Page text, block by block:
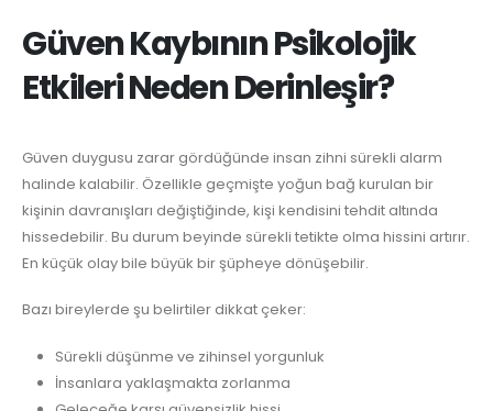
Güven Kaybının Psikolojik
Etkileri Neden Derinleşir?
Güven duygusu zarar gördüğünde insan zihni sürekli alarm
halinde kalabilir. Özellikle geçmişte yoğun bağ kurulan bir
kişinin davranışları değiştiğinde, kişi kendisini tehdit altında
hissedebilir. Bu durum beyinde sürekli tetikte olma hissini artırır.
En küçük olay bile büyük bir şüpheye dönüşebilir.
Bazı bireylerde şu belirtiler dikkat çeker:
Sürekli düşünme ve zihinsel yorgunluk
İnsanlara yaklaşmakta zorlanma